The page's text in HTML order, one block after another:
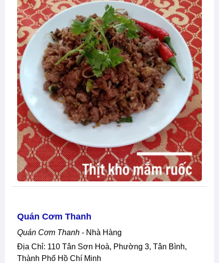
Quán Cơm Thanh
Quán Cơm Thanh - Nhà Hàng
Địa Chỉ: 110 Tân Sơn Hoà, Phường 3, Tân Bình,
Thành Phố Hồ Chí Minh